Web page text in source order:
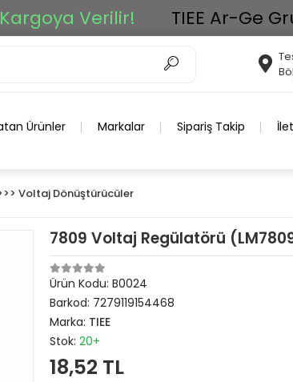
Verilir! TIEE Ar-Ge Grup
Ürünler Markalar Sipariş Takip
Voltaj Dönüştürücüler
7809 Voltaj Regülatörü
Ürün Kodu: B0024
Barkod: 7279119154468
Marka: TIEE
Stok: 20+
18,52 TL